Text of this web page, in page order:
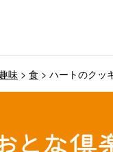
味 > 食 > ハートのクッ